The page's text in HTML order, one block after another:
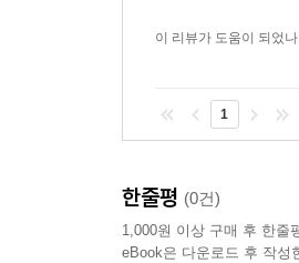
이 리뷰가 도움이 되었
1
한줄평 (0건)
1,000원 이상 구매 후 한줄
eBook은 다운로드 후 작성